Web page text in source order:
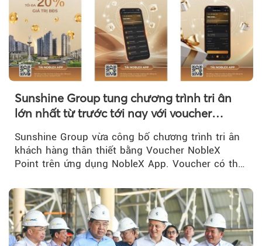
Sunshine Group tung chương trình tri ân
lớn nhất từ trước tới nay với voucher
NobleX Point cho khách hàng thân thiết
Sunshine Group vừa công bố chương trình tri ân
khách hàng thân thiết bằng Voucher NobleX
Point trên ứng dụng NobleX App. Voucher có thể